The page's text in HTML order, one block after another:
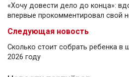
«Хочу довести дело до конца»:
впервые прокомментировал свой
Следующая новость
Сколько стоит собрать ребенка в
2026 году